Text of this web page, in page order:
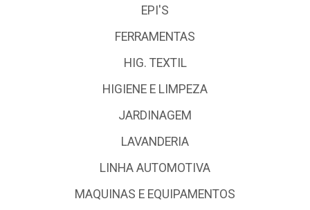
EPI'S
FERRAMENTAS
HIG. TEXTIL
HIGIENE E LIMPEZA
JARDINAGEM
LAVANDERIA
LINHA AUTOMOTIVA
MAQUINAS E EQUIPAMENTOS